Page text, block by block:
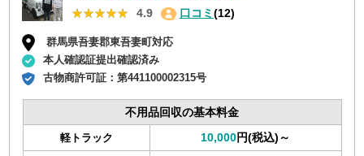
★★★★★
★★★★★ 4.9 口コミ (12)
群馬県吾妻郡東吾妻町対応
本人確認証提出確認済み
古物商許可証：第441100002315号
不用品回収の基本料金
軽トラック 10,000円(税込)～